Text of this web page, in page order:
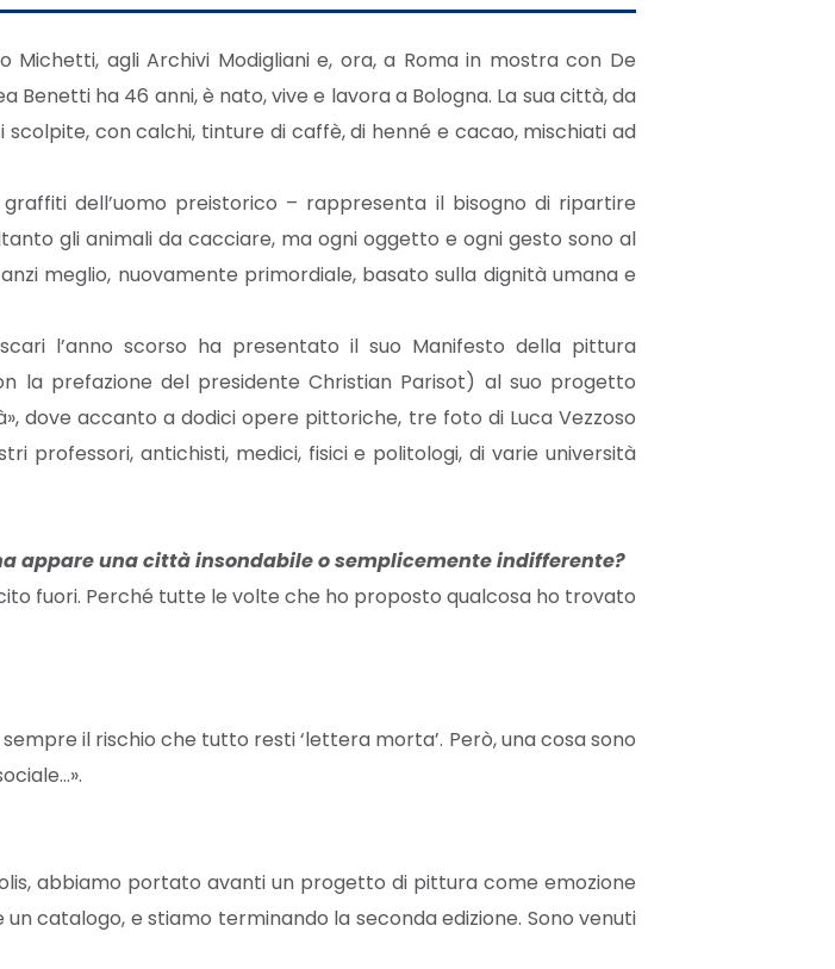
agli Archivi Modigliani e, ora, a Roma in mostra con De
Benetti ha 46 anni, è nato, vive e lavora a Bologna. La sua città, da
con calchi, tinture di caffè, di henné e cacao, mischiati ad
dell’uomo preistorico – rappresenta il bisogno di ripartire
gli animali da cacciare, ma ogni oggetto e ogni gesto sono al
meglio, nuovamente primordiale, basato sulla dignità umana e
l’anno scorso ha presentato il suo Manifesto della pittura
la prefazione del presidente Christian Parisot) al suo progetto
dove accanto a dodici opere pittoriche, tre foto di Luca Vezzoso
professori, antichisti, medici, fisici e politologi, di varie università
appare una città insondabile o semplicemente indifferente?
fuori. Perché tutte le volte che ho proposto qualcosa ho trovato
il rischio che tutto resti ‘lettera morta’. Però, una cosa sono
abbiamo portato avanti un progetto di pittura come emozione
catalogo, e stiamo terminando la seconda edizione. Sono venuti